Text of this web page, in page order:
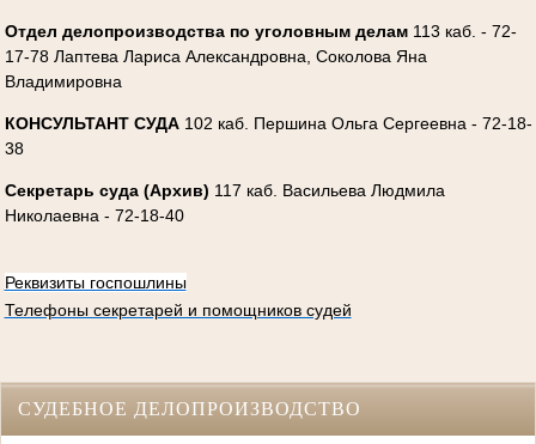
Отдел делопроизводства по уголовным делам 113 каб. - 72-
17-78 Лаптева Лариса Александровна, Соколова Яна
Владимировна
КОНСУЛЬТАНТ СУДА 102 каб. Першина Ольга Сергеевна - 72-18-
38
Секретарь суда (Архив) 117 каб. Васильева Людмила
Николаевна - 72-18-40
Реквизиты госпошлины
Телефоны секретарей и помощников судей
СУДЕБНОЕ ДЕЛОПРОИЗВОДСТВО